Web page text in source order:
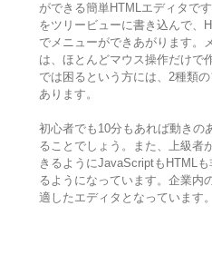
ができる簡単HTMLエディタで
をツリービューに書き込んで、
でメニューができあがります。
は、ほとんどマウス操作だけで
では困るという方には、2種類
あります。
初心者でも10分もあれば動きの
ることでしょう。また、上級者
きるようにJavaScriptもHTML
るようになっています。企業内
適したエディタとなっています。